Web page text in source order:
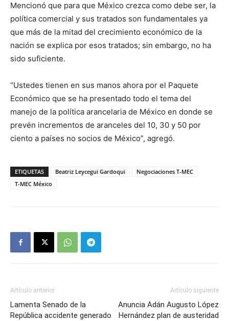
Mencionó que para que México crezca como debe ser, la
política comercial y sus tratados son fundamentales ya
que más de la mitad del crecimiento económico de la
nación se explica por esos tratados; sin embargo, no ha
sido suficiente.
“Ustedes tienen en sus manos ahora por el Paquete
Económico que se ha presentado todo el tema del
manejo de la política arancelaria de México en donde se
prevén incrementos de aranceles del 10, 30 y 50 por
ciento a países no socios de México”, agregó.
ETIQUETAS Beatriz Leycegui Gardoqui
Negociaciones T-MEC
T-MEC México
Artículo anterior
Lamenta Senado de la
República accidente generado
Artículo siguiente
Anuncia Adán Augusto López
Hernández plan de austeridad